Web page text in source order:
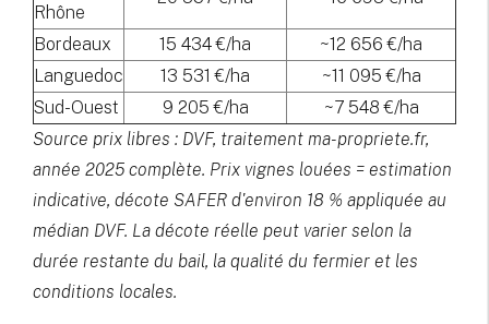
Rhône
Bordeaux 15 434 €/ha
~12 656 €/ha
Languedoc
13 531 €/ha
~11 095 €/ha
Sud-Ouest
9 205 €/ha
~7 548 €/ha
Source prix libres : DVF, traitement ma-propriete.fr,
année 2025 complète. Prix vignes louées = estimation
indicative, décote SAFER d'environ 18 % appliquée au
médian DVF. La décote réelle peut varier selon la
durée restante du bail, la qualité du fermier et les
conditions locales.